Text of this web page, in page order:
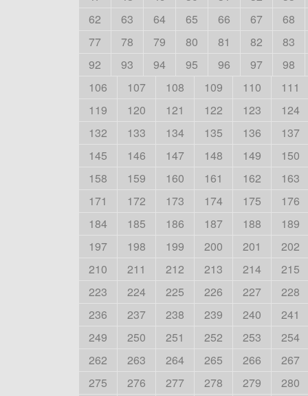
62
63 64 65 66 67
68
77
78 79 80 81 82
83
92
93 94 95 96 97
98
106
107 108 109 110
111
119
120 121 122 123
124
132
133 134 135 136
137
145
146 147 148 149
150
158
159 160 161 162
163
171
172 173 174 175
176
184
185 186 187 188
189
197
198 199 200 201
202
210
211 212 213 214
215
223
224 225 226 227
228
236
237 238 239 240
241
249
250 251 252 253
254
262
263 264 265 266
267
275
276 277 278 279
280